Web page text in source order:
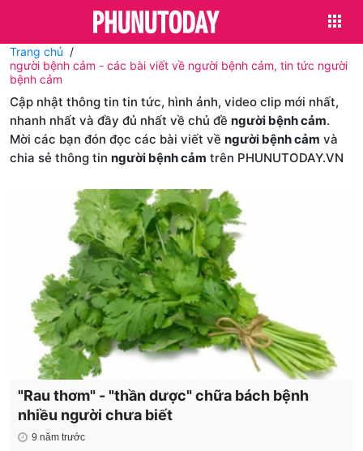
Trang chủ
người bệnh cảm - các bài viết về người bệnh cảm, tin tức người
bệnh cảm
Cập nhật thông tin tin tức, hình ảnh, video clip mới nhất,
nhanh nhất và đầy đủ nhất về chủ đề người bệnh cảm.
Mời các bạn đón đọc các bài viết về người bệnh cảm và
chia sẻ thông tin người bệnh cảm trên PHUNUTODAY.VN
"Rau thơm" - "thần dược" chữa bách bệnh
nhiều người chưa biết
9 năm trước